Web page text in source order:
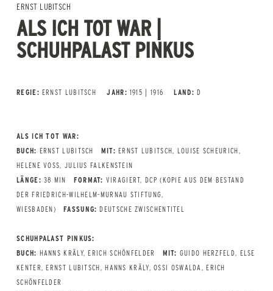
ERNST LUBITSCH
ALS ICH TOT WAR |
SCHUHPALAST PINKUS
REGIE: ERNST LUBITSCH JAHR: 1915 | 1916 LAND: D
ALS ICH TOT WAR:
BUCH: ERNST LUBITSCH MIT: ERNST LUBITSCH, LOUISE SCHEURICH,
HELENE VOSS, JULIUS FALKENSTEIN
LÄNGE: 38 MIN FORMAT: VIRAGIERT, DCP (KOPIE AUS DEM BESTAND
DER FRIEDRICH-WILHELM-MURNAU STIFTUNG,
WIESBADEN)
FASSUNG: DEUTSCHE ZWISCHENTITEL
SCHUHPALAST PINKUS:
BUCH: HANNS KRÄLY, ERICH SCHÖNFELDER MIT: GUIDO HERZFELD, ELSE
KENTER, ERNST LUBITSCH, HANNS KRÄLY, OSSI OSWALDA, ERICH
SCHÖNFELDER